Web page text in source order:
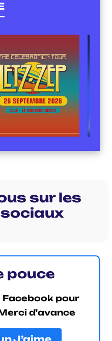
sur les
pouce
pour
d'avance